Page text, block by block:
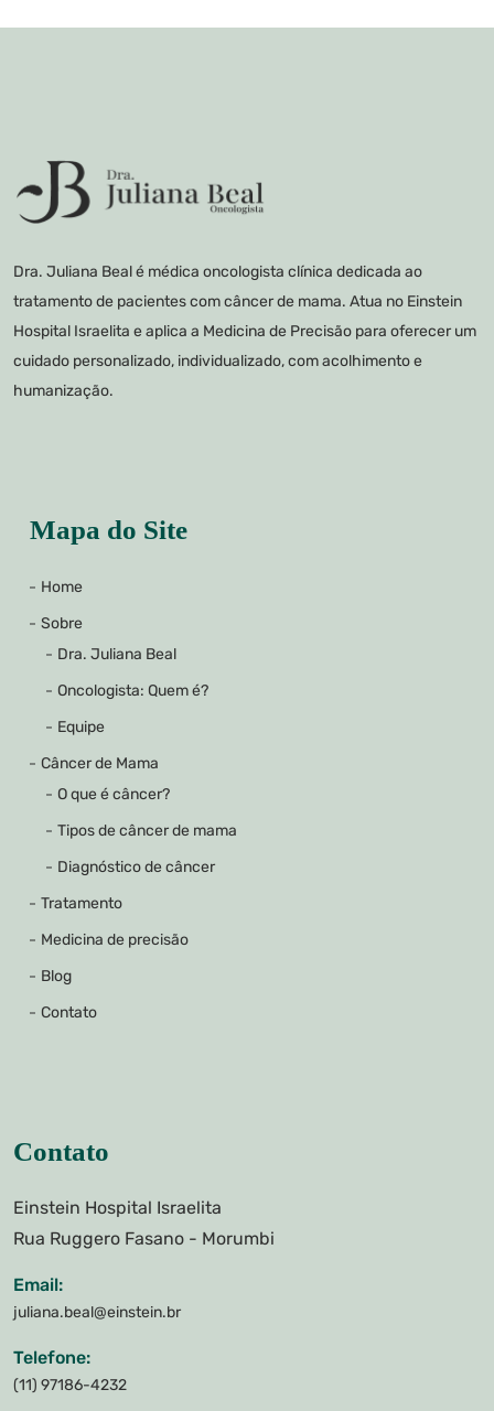
Dra. Juliana Beal é médica oncologista clínica dedicada ao
tratamento de pacientes com câncer de mama. Atua no Einstein
Hospital Israelita e aplica a Medicina de Precisão para oferecer um
cuidado personalizado, individualizado, com acolhimento e
humanização.
Mapa do Site
Home
Sobre
Dra. Juliana Beal
Oncologista: Quem é?
Equipe
Câncer de Mama
O que é câncer?
Tipos de câncer de mama
Diagnóstico de câncer
Tratamento
Medicina de precisão
Blog
Contato
Contato
Einstein Hospital Israelita
Rua Ruggero Fasano - Morumbi
Email:
juliana.beal@einstein.br
Telefone:
(11) 97186-4232